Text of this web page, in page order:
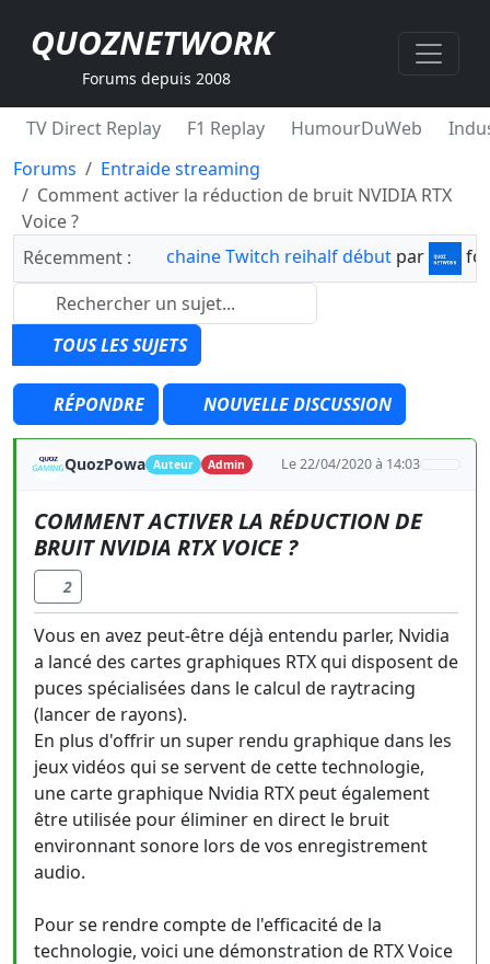
QUOZNETWORK
Forums depuis 2008
TV Direct Replay F1 Replay HumourDuWeb
Forums
Entraide streaming
Comment activer la réduction de bruit NVIDIA RTX
Voice ?
Récemment :
chaine Twitch reihalf début par
TOUS LES SUJETS
RÉPONDRE NOUVELLE DISCUSSION
QuozPowa Auteur Admin Le 22/04/2020 à 14:03
COMMENT ACTIVER LA RÉDUCTION DE
BRUIT NVIDIA RTX VOICE ?
2
Vous en avez peut-être déjà entendu parler, Nvidia
a lancé des cartes graphiques RTX qui disposent de
puces spécialisées dans le calcul de raytracing
(lancer de rayons).
En plus d'offrir un super rendu graphique dans les
jeux vidéos qui se servent de cette technologie,
une carte graphique Nvidia RTX peut également
être utilisée pour éliminer en direct le bruit
environnant sonore lors de vos enregistrement
audio.
Pour se rendre compte de l'efficacité de la
technologie, voici une démonstration de RTX Voice